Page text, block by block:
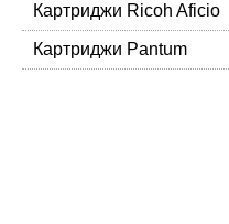
Картриджи Ricoh Aficio
Картриджи Pantum